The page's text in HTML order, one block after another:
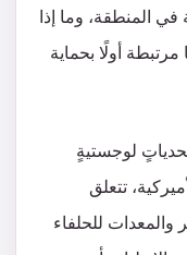
في المنطقة، وما إذا
أولًا بحماية
لوجستيةٍ
تتعلق
والمعدات للحلفاء